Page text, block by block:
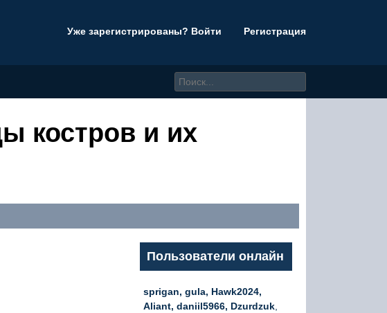
Уже зарегистрированы? Войти Регистрация
костров и их
Пользователи онлайн
sprigan, gula, Hawk2024,
Aliant, daniil5966, Dzurdzuk